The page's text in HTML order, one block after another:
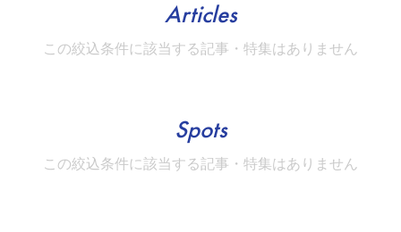
Articles
この絞込条件に該当する記事・特集はありません
Spots
この絞込条件に該当する記事・特集はありません